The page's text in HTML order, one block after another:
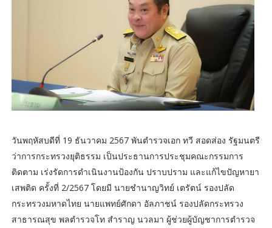
วันพฤหัสบดีที่ 19 ธันวาคม 2567 พันตำรวจเอก ทวี สอดส่อง รัฐมนตรี
ว่าการกระทรวงยุติธรรม เป็นประธานการประชุมคณะกรรมการ
ติดตาม เร่งรัดการดำเนินงานป้องกัน ปราบปราม และแก้ไขปัญหายา
เสพติด ครั้งที่ 2/2567 โดยมี นายชำนาญวิทย์ เตรัตน์ รองปลัด
กระทรวงมหาดไทย นายแพทย์ศักดา อัลภาชน์ รองปลัดกระทรวง
สาธารณสุข พลตำรวจโท สำราญ นวลมา ผู้ช่วยผู้บัญชาการตำรวจ